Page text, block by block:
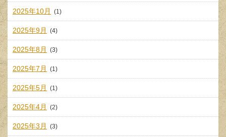
2025年10月 (1)
2025年9月 (4)
2025年8月 (3)
2025年7月 (1)
2025年5月 (1)
2025年4月 (2)
2025年3月 (3)